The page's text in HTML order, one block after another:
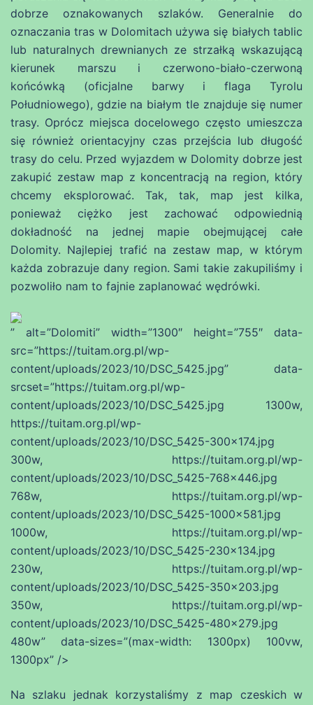
dobrze oznakowanych szlaków. Generalnie do
oznaczania tras w Dolomitach używa się białych tablic
lub naturalnych drewnianych ze strzałką wskazującą
kierunek marszu i czerwono-biało-czerwoną
końcówką (oficjalne barwy i flaga Tyrolu
Południowego), gdzie na białym tle znajduje się numer
trasy. Oprócz miejsca docelowego często umieszcza
się również orientacyjny czas przejścia lub długość
trasy do celu. Przed wyjazdem w Dolomity dobrze jest
zakupić zestaw map z koncentracją na region, który
chcemy eksplorować. Tak, tak, map jest kilka,
ponieważ ciężko jest zachować odpowiednią
dokładność na jednej mapie obejmującej całe
Dolomity. Najlepiej trafić na zestaw map, w którym
każda zobrazuje dany region. Sami takie zakupiliśmy i
pozwoliło nam to fajnie zaplanować wędrówki.
” alt=”Dolomiti” width=”1300″ height=”755″ data-
src=”https://tuitam.org.pl/wp-
content/uploads/2023/10/DSC_5425.jpg” data-
srcset=”https://tuitam.org.pl/wp-
content/uploads/2023/10/DSC_5425.jpg 1300w,
https://tuitam.org.pl/wp-
content/uploads/2023/10/DSC_5425-300×174.jpg
300w, https://tuitam.org.pl/wp-
content/uploads/2023/10/DSC_5425-768×446.jpg
768w, https://tuitam.org.pl/wp-
content/uploads/2023/10/DSC_5425-1000×581.jpg
1000w, https://tuitam.org.pl/wp-
content/uploads/2023/10/DSC_5425-230×134.jpg
230w, https://tuitam.org.pl/wp-
content/uploads/2023/10/DSC_5425-350×203.jpg
350w, https://tuitam.org.pl/wp-
content/uploads/2023/10/DSC_5425-480×279.jpg
480w” data-sizes=”(max-width: 1300px) 100vw,
1300px” />
Na szlaku jednak korzystaliśmy z map czeskich w